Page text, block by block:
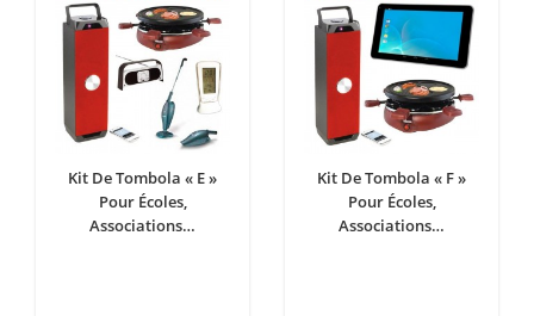
Kit De Tombola « E »
Pour Écoles,
Associations…
Kit De Tombola « F »
Pour Écoles,
Associations…